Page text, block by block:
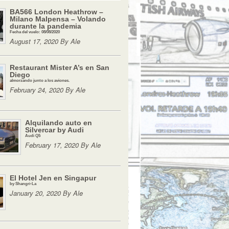
BA566 London Heathrow –
Milano Malpensa – Volando
durante la pandemia
Fecha del vuelo: 08/08/2020
August 17, 2020 By Ale
Restaurant Mister A’s en San
Diego
almorzando junto a los aviones.
February 24, 2020 By Ale
Alquilando auto en
Silvercar by Audi
Audi Q5
February 17, 2020 By Ale
El Hotel Jen en Singapur
by Shangri-La
January 20, 2020 By Ale